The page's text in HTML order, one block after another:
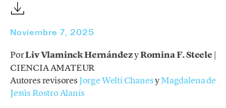
Noviembre 7, 2025
PorLiv Vlaminck HernándezyRomina F. Steele |
CIENCIA AMATEUR
Autores revisores Jorge Welti ChanesyMagdalena de
Jesús Rostro Alanís